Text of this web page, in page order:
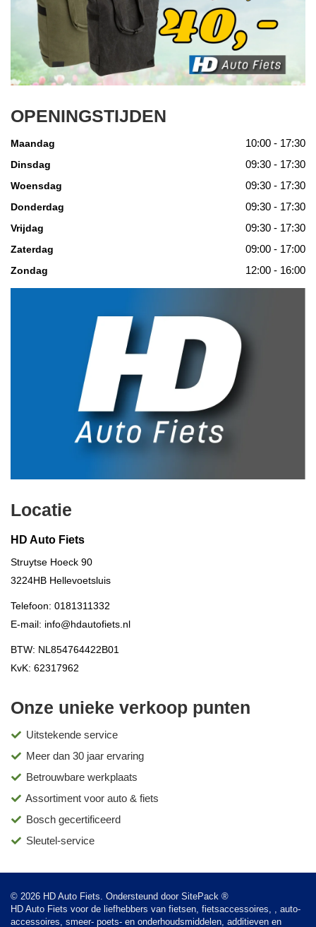
OPENINGSTIJDEN
Maandag 10:00 - 17:30
Dinsdag 09:30 - 17:30
Woensdag 09:30 - 17:30
Donderdag 09:30 - 17:30
Vrijdag 09:30 - 17:30
Zaterdag 09:00 - 17:00
Zondag 12:00 - 16:00
Locatie
HD Auto Fiets
Struytse Hoeck 90
3224HB Hellevoetsluis
Telefoon: 0181311332
E-mail: info@hdautofiets.nl
BTW: NL854764422B01
KvK: 62317962
Onze unieke verkoop punten
Uitstekende service
Meer dan 30 jaar ervaring
Betrouwbare werkplaats
Assortiment voor auto & fiets
Bosch gecertificeerd
Sleutel-service
© 2026 HD Auto Fiets. Ondersteund door SitePack ®
HD Auto Fiets voor de liefhebbers van fietsen, fietsaccessoires, , auto-
accessoires, smeer- poets- en onderhoudsmiddelen, additieven en